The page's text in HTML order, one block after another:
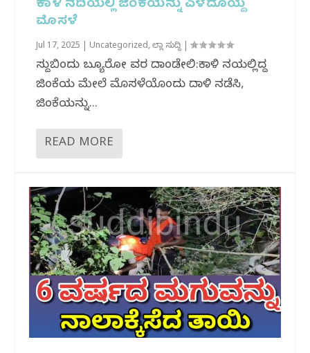
ಕಾಳಿ‌ ನದಿಯಲ್ಲಿ ಜಿಂಕೆಯನ್ನು ಎಳೆದೊಯ್ದ
ಮೊಸಳೆ
Jul 17, 2025 Uncategorized,ಜಿಲ್ಲಾ ಸುದ್ದಿ |
ಸುದ್ದಿಬಿಂದು ಬ್ಯೂರೋ ವರದಿ ದಾಂಡೇಲಿ:ಕಾಳಿ ನದಿಯಲ್ಲಿದ್ದ
ಜಿಂಕೆಯ ಮೇಲೆ ಮೊಸಳೆಯೊಂದು ದಾಳಿ ನಡೆಸಿ,
ಜಿಂಕೆಯನ್ನು...
READ MORE